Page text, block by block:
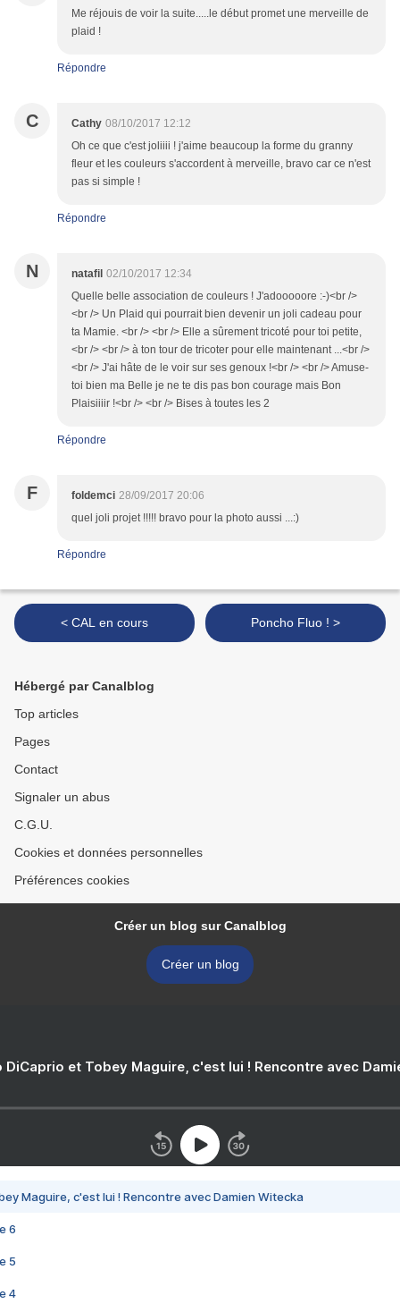
Me réjouis de voir la suite.....le début promet une merveille de
plaid !
Répondre
C Cathy 08/10/2017 12:12
Oh ce que c'est joliiii ! j'aime beaucoup la forme du granny
fleur et les couleurs s'accordent à merveille, bravo car ce n'est
pas si simple !
Répondre
N natafil 02/10/2017 12:34
Quelle belle association de couleurs ! J'adooooore :-)<br />
<br /> Un Plaid qui pourrait bien devenir un joli cadeau pour
ta Mamie. <br /> <br /> Elle a sûrement tricoté pour toi petite,
<br /> <br /> à ton tour de tricoter pour elle maintenant ...<br />
<br /> J'ai hâte de le voir sur ses genoux !<br /> <br /> Amuse-
toi bien ma Belle je ne te dis pas bon courage mais Bon
Plaisiiiir !<br /> <br /> Bises à toutes les 2
Répondre
F foldemci 28/09/2017 20:06
quel joli projet !!!!! bravo pour la photo aussi ...:)
Répondre
< CAL en cours Poncho Fluo ! >
Hébergé par Canalblog
Top articles
Pages
Contact
Signaler un abus
C.G.U.
Cookies et données personnelles
Préférences cookies
Créer un blog sur Canalblog
Créer un blog
DiCaprio et Tobey Maguire, c'est lui ! Rencontre avec
Maguire, c'est lui ! Rencontre avec Damien Witecka
6
5
4